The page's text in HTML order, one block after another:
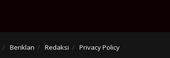
Beriklan Redaksi Privacy Policy